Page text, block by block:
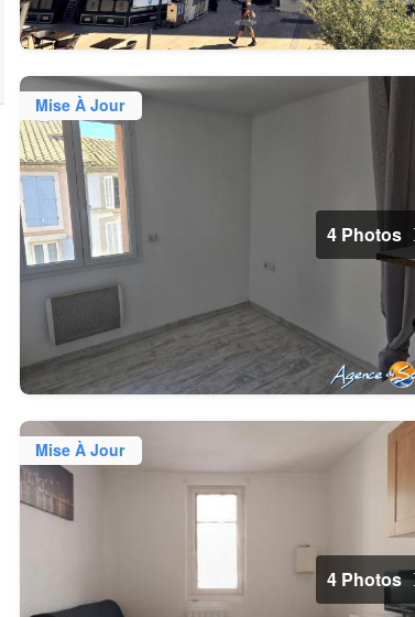
Mise À Jour
4 Photos
Mise À Jour
4 Photos